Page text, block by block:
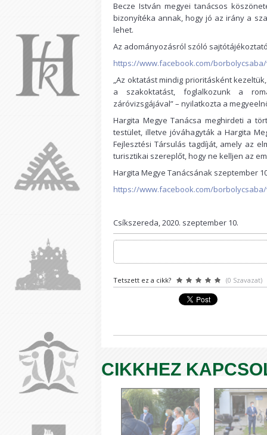
Becze István megyei tanácsos
bizonyítéka annak, hogy jó az irány a
lehet.
Az adományozásról szóló
https://www.facebook.com/borbolycsaba/
„Az oktatást mindig prioritásként
a szakoktatást, foglalkozunk a
záróvizsgájával” – nyilatkozta a
Hargita Megye Tanácsa meghirdeti a
testület, illetve jóváhagyták a Hargita
Fejlesztési Társulás tagdíját, amely az
turisztikai szereplőt, hogy ne kelljen az
Hargita Megye Tanácsának szeptember
https://www.facebook.com/borbolycsaba/
Csíkszereda, 2020. szeptember 10.
Tetszett ez a cikk? (0 Szavazat)
CIKKHEZ